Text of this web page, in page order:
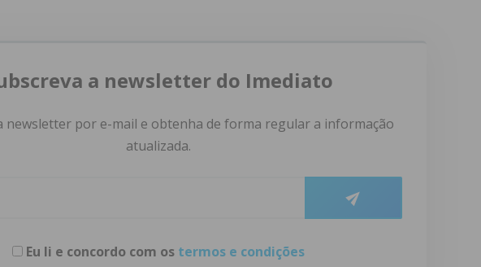
a newsletter do Imediato
newsletter por e-mail e obtenha de forma regular a informação
atualizada.
Eu li e concordo com os termos e condições